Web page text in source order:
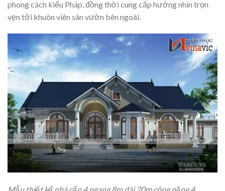
phong cách kiểu Pháp, đồng thời cung cấp hướng nhìn trọn
vẹn tới khuôn viên sân vườn bên ngoài.